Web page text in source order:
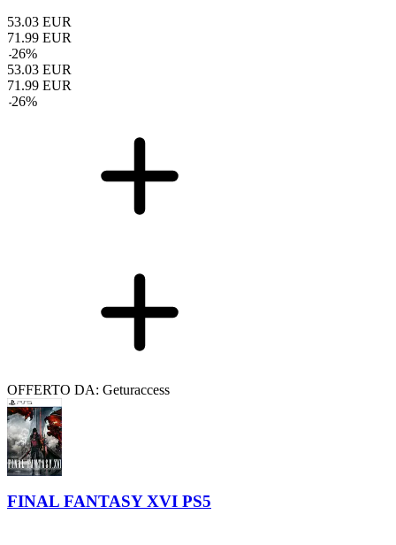
53.03 EUR
71.99 EUR
-26%
53.03 EUR
71.99 EUR
-26%
OFFERTO DA: Geturaccess
FINAL FANTASY XVI PS5